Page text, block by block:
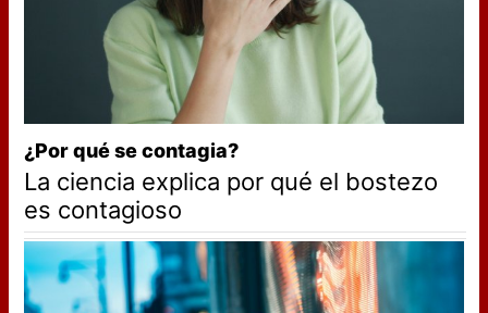
¿Por qué se contagia?
La ciencia explica por qué el bostezo
es contagioso